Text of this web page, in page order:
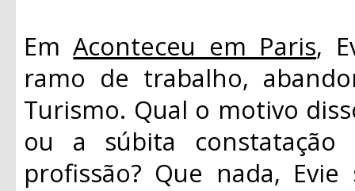
EmAconteceu em Paris,
ramo de trabalho,
Turismo. Qual o motivo
ou a súbita constatação
profissão? Que nada,